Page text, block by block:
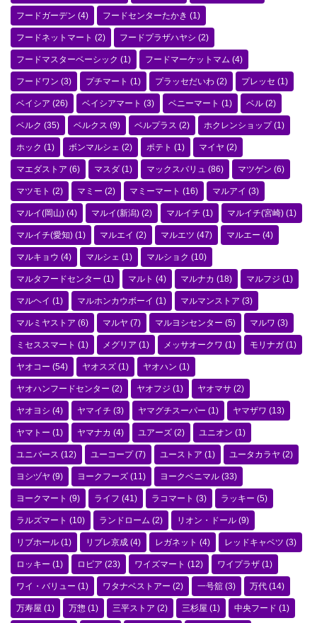
フードガーデン (4) フードセンターたかき (1)
フードネットマート (2) フードプラザハヤシ (2)
フードマスターベーシック (1) フードマーケットマム (4)
フードワン (3) プチマート (1) プラッセだいわ (2) プレッセ (1)
ベイシア (26) ベイシアマート (3) ベニーマート (1) ベル (2)
ベルク (35) ベルクス (9) ベルプラス (2) ホクレンショップ(1)
ホック (1) ボンマルシェ (2) ポテト (1) マイヤ (2)
マエダストア (6) マスダ (1) マックスバリュ (86) マツゲン (6)
マツモト (2) マミー (2) マミーマート (16) マルアイ (3)
マルイ(岡山) (4) マルイ(新潟) (2) マルイチ (1) マルイチ(宮崎) (1)
マルイチ(愛知) (1) マルエイ (2) マルエツ (47) マルエー (4)
マルキョウ (4) マルシェ (1) マルショク (10)
マルタフードセンター (1) マルト (4) マルナカ (18) マルフジ (1)
マルヘイ (1) マルホンカウボーイ (1) マルマンストア (3)
マルミヤストア (6) マルヤ (7) マルヨシセンター (5) マルワ (3)
ミセススマート (1) メグリア (1) メッサオークワ (1) モリナガ (1)
ヤオコー (54) ヤオスズ (1) ヤオハン (1)
ヤオハンフードセンター (2) ヤオフジ (1) ヤオマサ (2)
ヤオヨシ (4) ヤマイチ (3) ヤマグチスーパー (1) ヤマザワ (13)
ヤマトー (1) ヤマナカ (4) ユアーズ (2) ユニオン (1)
ユニバース (12) ユーコープ(7) ユーストア (1) ユータカラヤ (2)
ヨシヅヤ (9) ヨークフーズ (11) ヨークベニマル (33)
ヨークマート (9) ライフ (41) ラコマート (3) ラッキー (5)
ラルズマート (10) ランドローム (2) リオン・ドール (9)
リブホール (1) リブレ京成 (4) レガネット (4) レッドキャベツ (3)
ロッキー (1) ロピア (23) ワイズマート (12) ワイプラザ (1)
ワイ・バリュー (1) ワタナベストアー (2) 一号舘 (3) 万代 (14)
万寿屋 (1) 万惣 (1) 三平ストア (2) 三杉屋 (1) 中央フード (1)